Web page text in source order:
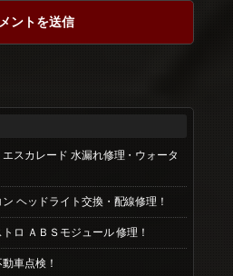
スカレード 水漏れ修理・ウォータ
ヘッドライト交換・配線修理！
ロ ＡＢＳモジュール 修理！
車点検！